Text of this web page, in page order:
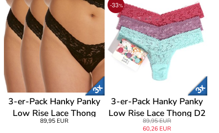
3-er-Pack Hanky Panky
Low Rise Lace Thong
89,95 EUR
-33%
3-er-Pack Hanky Panky
Low Rise Lace Thong D2
89,95 EUR
60,26 EUR